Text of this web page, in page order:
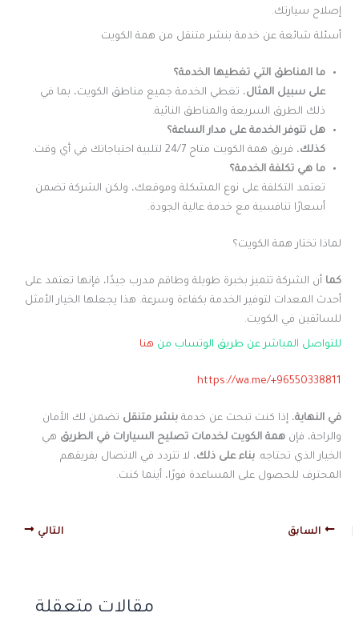
إصلاح سيارتك.
أسئلة شائعة عن خدمة بنشر متنقل من همة الكويت
ما المناطق التي تغطيها الخدمة؟
على سبيل المثال، تغطي الخدمة جميع مناطق الكويت، بما في
ذلك الطرق السريعة والمناطق النائية.
هل تتوفر الخدمة على مدار الساعة؟
كذلك، فريق همة الكويت متاح 24/7 لتلبية احتياجاتك في أي وقت.
ما هي تكلفة الخدمة؟
تعتمد التكلفة على نوع المشكلة وموقعك، ولكن الشركة تضمن
أسعارًا تنافسية مع خدمة عالية الجودة.
لماذا تختار همة الكويت؟
كما أن الشركة تتميز بخبرة طويلة وطاقم مدرب جيدًا، فإنها تعتمد على
أحدث المعدات لتوفير الخدمة بكفاءة وسرعة. هذا يجعلها الخيار الأمثل
للسائقين في الكويت.
للتواصل المباشر عن طريق الوتساب من هنا
https://wa.me/+96550338811
في النهاية، إذا كنت تبحث عن خدمةبنشر متنقل تضمن لك الأمان
والراحة، فإنهمة الكويت لخدمات تصليح السيارات في الطريق هي
الخيار الذي تحتاجه.بناء على ذلك، لا تتردد في الاتصال بفريقهم
المحترف للحصول على المساعدة فورًا، أينما كنت.
السابق التالي
مقالات متعقلة